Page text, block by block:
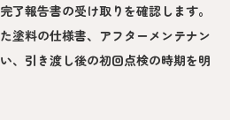
了報告書の受け取りを確認します。
塗料の仕様書、アフターメンテナン
、引き渡し後の初回点検の時期を明